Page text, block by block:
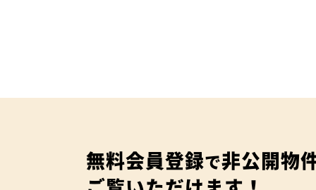
無料会員登録で非公開物